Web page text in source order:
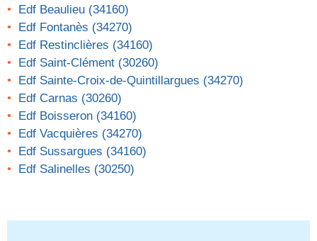
Edf Beaulieu (34160)
Edf Fontanès (34270)
Edf Restinclières (34160)
Edf Saint-Clément (30260)
Edf Sainte-Croix-de-Quintillargues (34270)
Edf Carnas (30260)
Edf Boisseron (34160)
Edf Vacquières (34270)
Edf Sussargues (34160)
Edf Salinelles (30250)